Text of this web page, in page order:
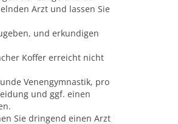
Arzt und lassen Sie
und erkundigen
Koffer erreicht nicht
Venengymnastik, pro
und ggf. einen
Sie dringend einen Arzt